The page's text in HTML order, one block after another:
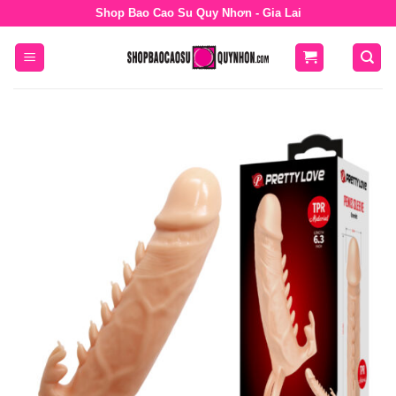
dung
Shop Bao Cao Su Quy Nhơn - Gia Lai